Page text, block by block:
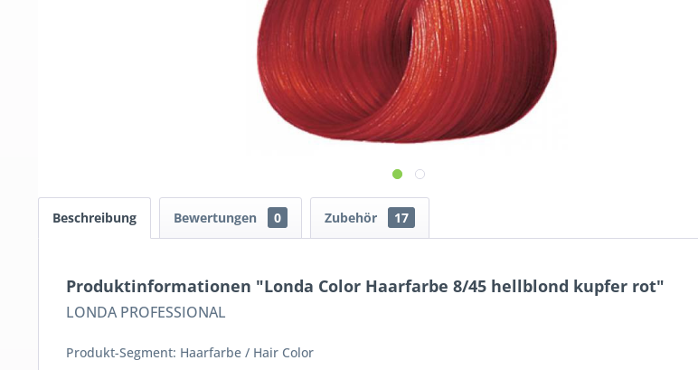
Beschreibung Bewertungen 0 Zubehör 17
Produktinformationen "Londa Color Haarfarbe 8/45 hellblond kupfer rot"
LONDA PROFESSIONAL
Produkt-Segment: Haarfarbe / Hair Color